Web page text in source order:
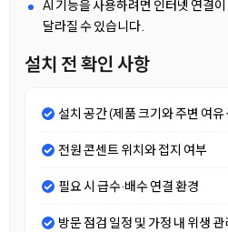
AI 기능을 사용하려면 인터넷 연결
달라질 수 있습니다.
설치 전 확인 사항
설치 공간 (제품 크기와 주변 여유
전원 콘센트 위치와 접지 여부
필요 시 급수·배수 연결 환경
방문 점검 일정 및 가정 내 위생 관